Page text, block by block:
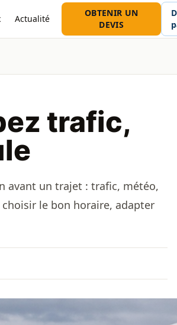
Actualité
OBTENIR UN
DEVIS
trafic,
avant un trajet : trafic, météo,
le bon horaire, adapter